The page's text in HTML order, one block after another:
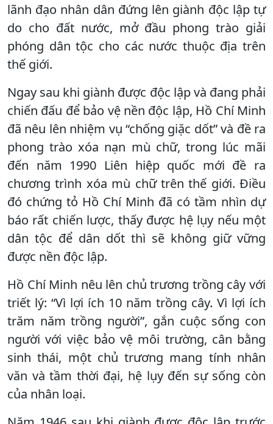
lãnh đạo nhân dân đứng lên giành độc lập tự
do cho đất nước, mở đầu phong trào giải
phóng dân tộc cho các nước thuộc địa trên
thế giới.
Ngay sau khi giành được độc lập và đang phải
chiến đấu để bảo vệ nền độc lập, Hồ Chí Minh
đã nêu lên nhiệm vụ “chống giặc dốt” và đề ra
phong trào xóa nạn mù chữ, trong lúc mãi
đến năm 1990 Liên hiệp quốc mới đề ra
chương trình xóa mù chữ trên thế giới. Điều
đó chứng tỏ Hồ Chí Minh đã có tầm nhìn dự
báo rất chiến lược, thấy được hệ lụy nếu một
dân tộc để dân dốt thì sẽ không giữ vững
được nền độc lập.
Hồ Chí Minh nêu lên chủ trương trồng cây với
triết lý: “Vì lợi ích 10 năm trồng cây. Vì lợi ích
trăm năm trồng người”, gắn cuộc sống con
người với việc bảo vệ môi trường, cân bằng
sinh thái, một chủ trương mang tính nhân
văn và tầm thời đại, hệ lụy đến sự sống còn
của nhân loại.